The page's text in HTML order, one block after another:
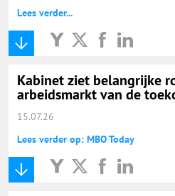
Lees verder...
Kabinet ziet belangrijke
arbeidsmarkt van de
15.07.26
Lees verder op: MBO Today